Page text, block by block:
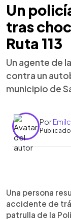
Un
tras
Ruta 113
Un agente de
contra un
municipio de
Por
Una persona
accidente de
patrulla de la